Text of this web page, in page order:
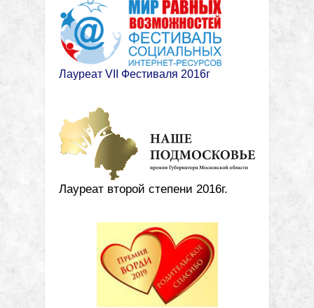
Лауреат VII Фестиваля 2016г
Лауреат второй степени 2016г.